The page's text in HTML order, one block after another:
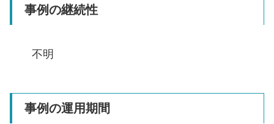
事例の継続性
不明
事例の運用期間